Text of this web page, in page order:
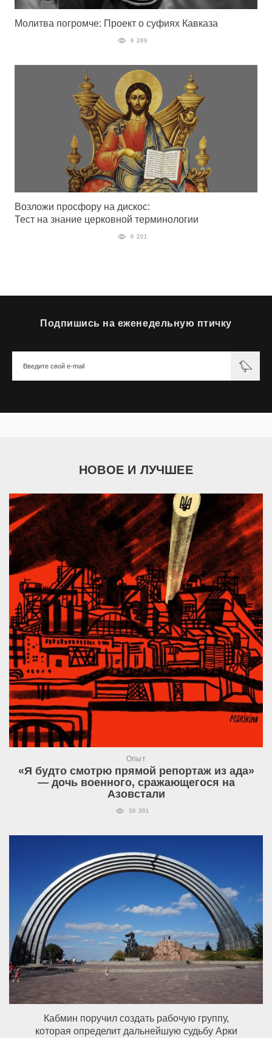
Молитва погромче: Проект о суфиях Кавказа
9 269
Возложи просфору на дискос:
Тест на знание церковной терминологии
6 201
Подпишись на еженедельную птичку
НОВОЕ И ЛУЧШЕЕ
Опыт
«Я будто смотрю прямой репортаж из ада»
— дочь военного, сражающегося на
Азовстали
39 301
Кабмин поручил создать рабочую группу,
которая определит дальнейшую судьбу Арки